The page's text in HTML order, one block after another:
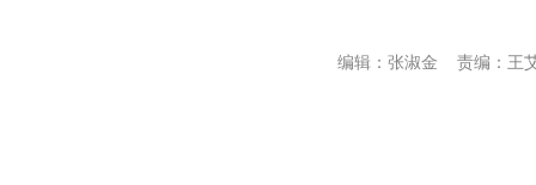
责编：王
编辑：张淑金